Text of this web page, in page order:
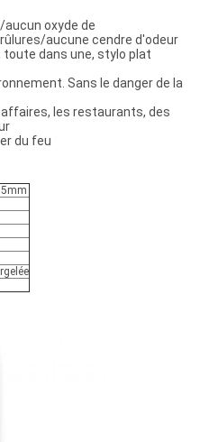
oxyde de
aucune cendre d'odeur
dans une, stylo plat
Sans le danger de la
les restaurants, des
du feu